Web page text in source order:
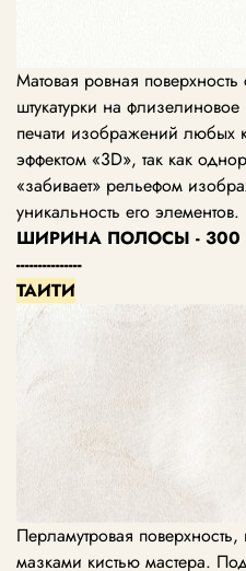
Матовая ровная
штукатурки на
печати изображений любых
эффектом «3D», так как
«забивает» рельефом
уникальность его элементов.
ШИРИНА ПОЛОСЫ - 300
---------------
ТАИТИ
Перламутровая
мазками кистью мастера.